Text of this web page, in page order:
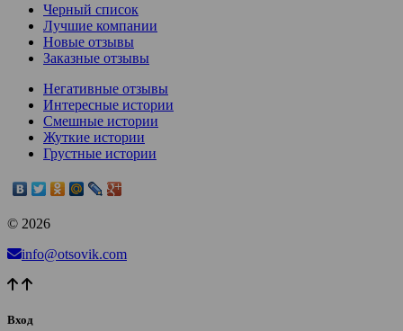
Черный список
Лучшие компании
Новые отзывы
Заказные отзывы
Негативные отзывы
Интересные истории
Смешные истории
Жуткие истории
Грустные истории
© 2026
info@otsovik.com
Вход